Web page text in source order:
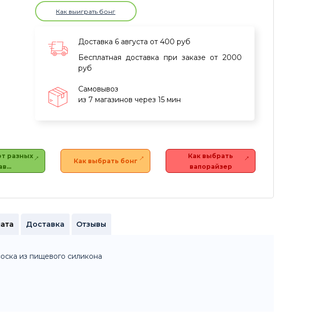
Как выиграть бонг
Доставка 6 августа от 400 руб
Бесплатная доставка при заказе от 2000
руб
Самовывоз
из 7 магазинов через 15 мин
разных
Как выбрать бонг
Как выбрать
вапорайзер
из пищевого силикона
Доставка Отзывы